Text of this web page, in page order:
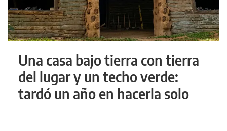
Una casa bajo tierra con tierra
del lugar y un techo verde:
tardó un año en hacerla solo